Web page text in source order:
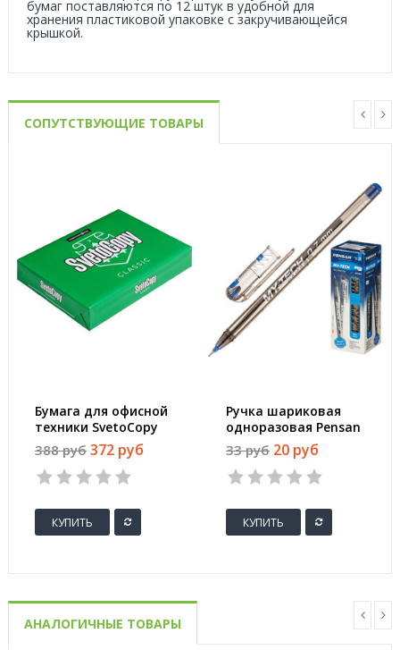
бумаг поставляются по 12 штук в удобной для
хранения пластиковой упаковке с закручивающейся
крышкой.
СОПУТСТВУЮЩИЕ ТОВАРЫ
Бумага для офисной
техники SvetoCopy
(A4, марка C, 80 г/
кв.м, 500 листов)
388 руб 372 руб
КУПИТЬ
Ручка шариковая
одноразовая Pensan
My Tech синяя
(толщина линии 0.7
мм)
33 руб 20 руб
КУПИТЬ
АНАЛОГИЧНЫЕ ТОВАРЫ